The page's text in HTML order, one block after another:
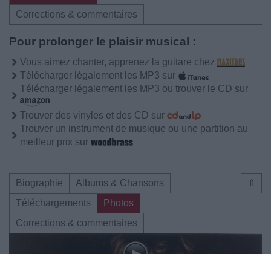
Corrections & commentaires
Pour prolonger le plaisir musical :
Vous aimez chanter, apprenez la guitare chez
Télécharger légalement les MP3 sur
Télécharger légalement les MP3 ou trouver le CD sur
Trouver des vinyles et des CD sur
Trouver un instrument de musique ou une partition au
meilleur prix sur
⇑
Biographie
Albums & Chansons
Téléchargements
Photos
Corrections & commentaires